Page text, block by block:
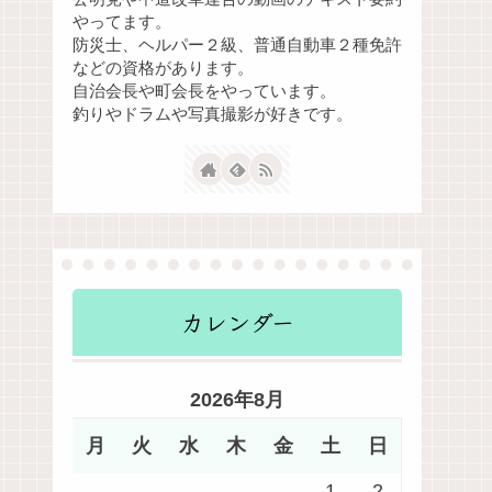
やってます。
防災士、ヘルパー２級、普通自動車２種免許
などの資格があります。
自治会長や町会長をやっています。
釣りやドラムや写真撮影が好きです。
カレンダー
2026年8月
月 火 水 木 金 土 日